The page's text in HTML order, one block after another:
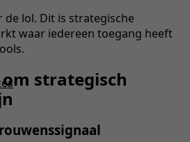
de lol. Dit is strategische
waar iedereen toegang heeft
strategisch